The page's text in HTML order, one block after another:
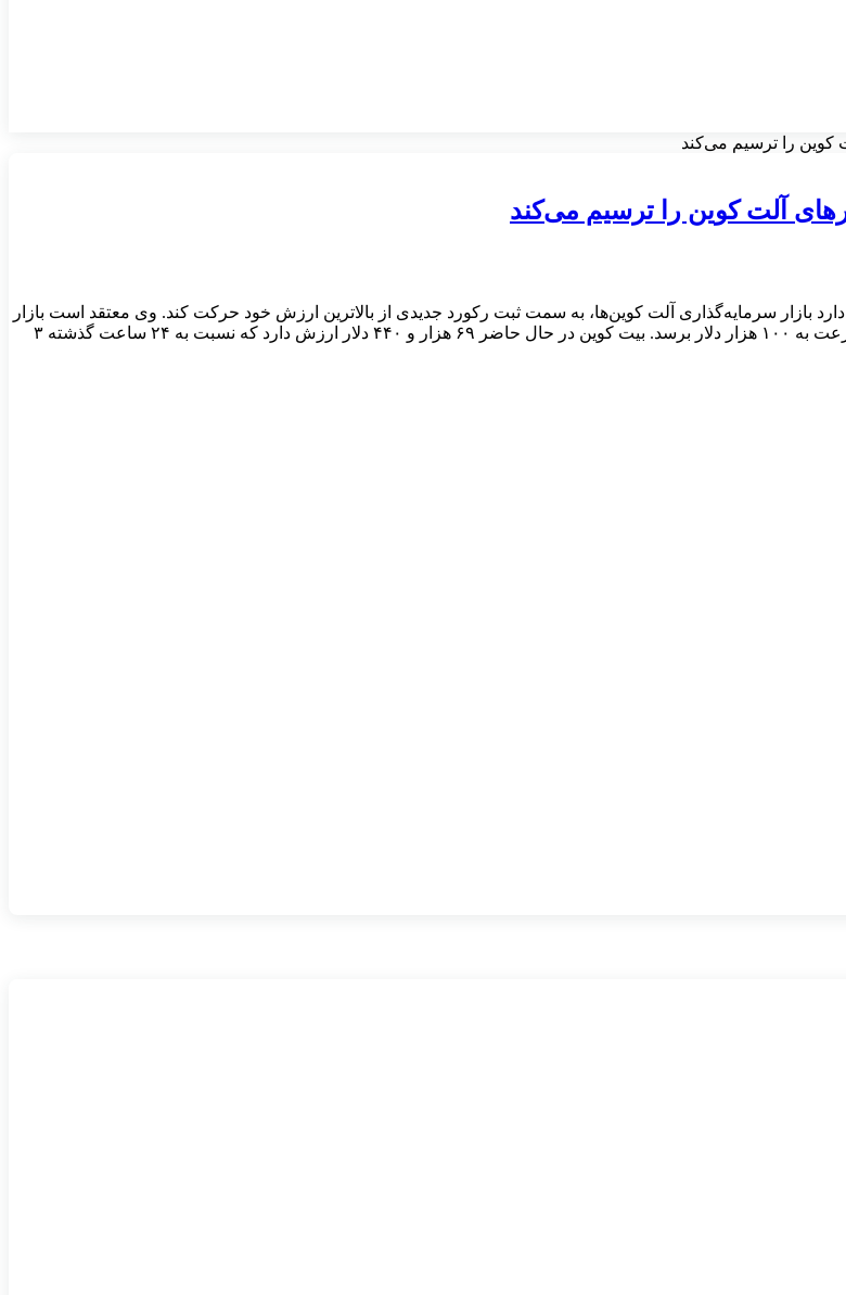
کوین را ترسیم می‌کند
آلت کوین را ترسیم می‌کند
بازار سرمایه‌گذاری آلت کوین‌ها، به سمت ثبت رکورد جدیدی از بالاترین ارزش خود حرکت کند. وی معتقد است بازار
بیت کوین در محدوده ۶۰ هزار دلاری همچنان در حال تثبیت است و انتظار نمی‌رود به سرعت به ۱۰۰ هزار دلار برسد. بیت کوین در حال حاضر ۶۹ هزار و ۴۴۰ دلار ارزش دارد که نسبت به ۲۴ ساعت گذشته ۳